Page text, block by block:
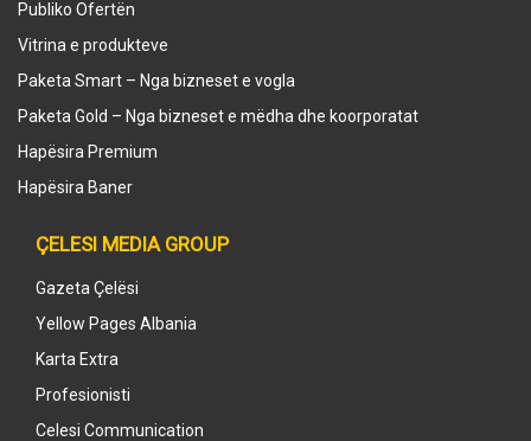
Publiko Ofertën
Vitrina e produkteve
Paketa Smart – Nga bizneset e vogla
Paketa Gold – Nga bizneset e mëdha dhe koorporatat
Hapësira Premium
Hapësira Baner
ÇELESI MEDIA GROUP
Gazeta Çelësi
Yellow Pages Albania
Karta Extra
Profesionisti
Celesi Communication